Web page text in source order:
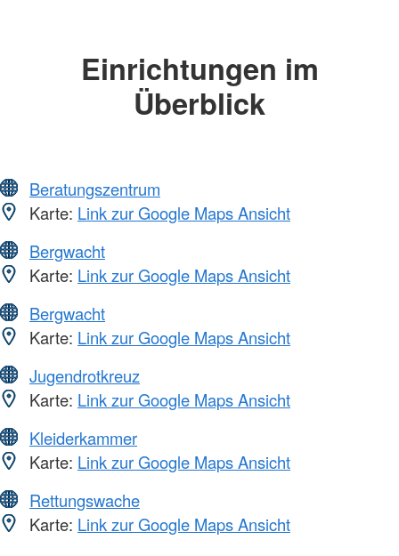
Einrichtungen im
Überblick
Beratungszentrum
Karte: Link zur Google Maps Ansicht
Bergwacht
Karte: Link zur Google Maps Ansicht
Bergwacht
Karte: Link zur Google Maps Ansicht
Jugendrotkreuz
Karte: Link zur Google Maps Ansicht
Kleiderkammer
Karte: Link zur Google Maps Ansicht
Rettungswache
Karte: Link zur Google Maps Ansicht